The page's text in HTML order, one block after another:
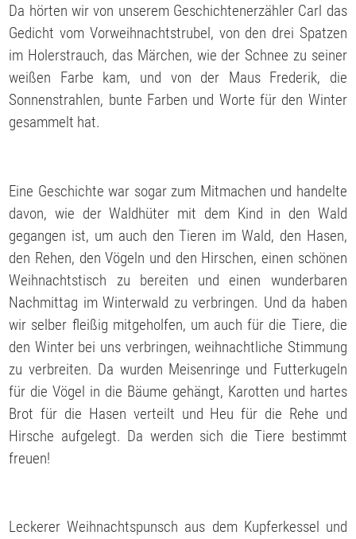
Da hörten wir von unserem Geschichtenerzähler Carl das
Gedicht vom Vorweihnachtstrubel, von den drei Spatzen
im Holerstrauch, das Märchen, wie der Schnee zu seiner
weißen Farbe kam, und von der Maus Frederik, die
Sonnenstrahlen, bunte Farben und Worte für den Winter
gesammelt hat.
Eine Geschichte war sogar zum Mitmachen und handelte
davon, wie der Waldhüter mit dem Kind in den Wald
gegangen ist, um auch den Tieren im Wald, den Hasen,
den Rehen, den Vögeln und den Hirschen, einen schönen
Weihnachtstisch zu bereiten und einen wunderbaren
Nachmittag im Winterwald zu verbringen. Und da haben
wir selber fleißig mitgeholfen, um auch für die Tiere, die
den Winter bei uns verbringen, weihnachtliche Stimmung
zu verbreiten. Da wurden Meisenringe und Futterkugeln
für die Vögel in die Bäume gehängt, Karotten und hartes
Brot für die Hasen verteilt und Heu für die Rehe und
Hirsche aufgelegt. Da werden sich die Tiere bestimmt
freuen!
Leckerer Weihnachtspunsch aus dem Kupferkessel und